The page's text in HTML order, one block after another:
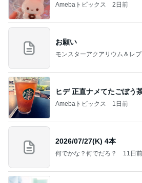
Amebaトピックス 2日前
お願い
モンスターアクアリウム＆レ
ヒデ 正直ナメてたごぼう
Amebaトピックス 1日前
2026/07/27(K) 4本
何でかな？何でだろ？ 11日前